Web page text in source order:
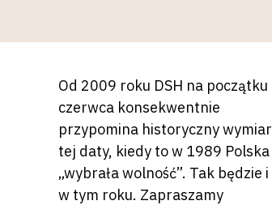
Od 2009 roku DSH na początku
czerwca konsekwentnie
przypomina historyczny wymiar
tej daty, kiedy to w 1989 Polska
„wybrała wolność”. Tak będzie i
w tym roku. Zapraszamy